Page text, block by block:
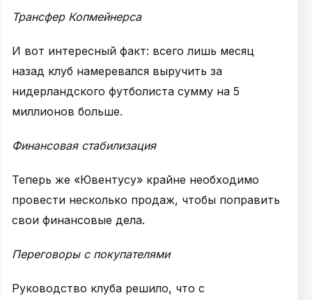
Трансфер Копмейнерса
И вот интересный факт: всего лишь месяц
назад клуб намеревался выручить за
нидерландского футболиста сумму на 5
миллионов больше.
Финансовая стабилизация
Теперь же «Ювентусу» крайне необходимо
провести несколько продаж, чтобы поправить
свои финансовые дела.
Переговоры с покупателями
Руководство клуба решило, что с